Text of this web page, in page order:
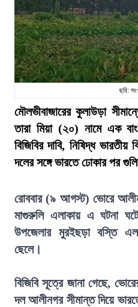
ছবি:
মৌলভীবাজারের কুলাউড়া
তারা মিয়া (২০) নামে এক
বিজিবির দাবি, নিষিদ্ধ
দলের সঙ্গে ভারতে ঢোকার পর
রোববার (৯ আগস্ট) ভোরে
মাগুরুলি এলাকায় এ ঘটনা
উপজেলার মুরইছড়া বস্তি
ছেলে।
বিজিবি সূত্রে জানা গেছে,
দল আলীনগর সীমান্ত দিয়ে